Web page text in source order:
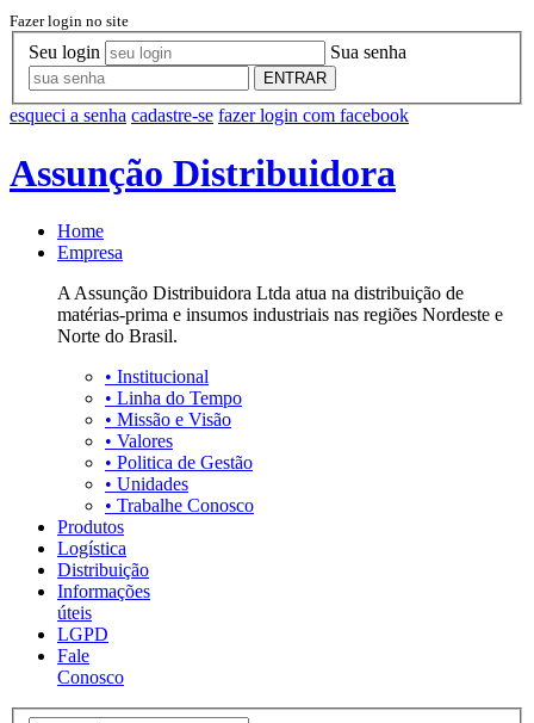
Fazer login no site
Seu login Sua senha
ENTRAR
esqueci a senha cadastre-se fazer login com facebook
Assunção Distribuidora
Home
Empresa
A Assunção Distribuidora Ltda atua na distribuição de
matérias-prima e insumos industriais nas regiões Nordeste e
Norte do Brasil.
• Institucional
• Linha do Tempo
• Missão e Visão
• Valores
• Politica de Gestão
• Unidades
• Trabalhe Conosco
Produtos
Logística
Distribuição
Informações
úteis
LGPD
Fale
Conosco